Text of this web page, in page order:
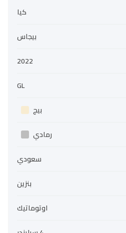
كيا
بيجاس
2022
GL
بيج
رمادي
سعودي
بنزين
اوتوماتيك